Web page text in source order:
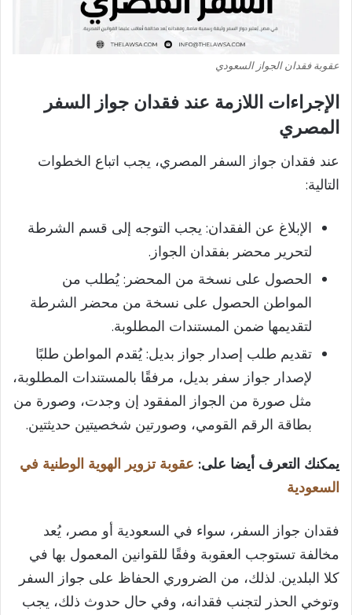
عقوبة فقدان الجواز السعودي
الإجراءات اللازمة عند فقدان جواز السفر
المصري
عند فقدان جواز السفر المصري، يجب اتباع الخطوات
التالية:​
الإبلاغ عن الفقدان: يجب التوجه إلى قسم الشرطة
لتحرير محضر بفقدان الجواز.​
الحصول على نسخة من المحضر: يُطلب من
المواطن الحصول على نسخة من محضر الشرطة
لتقديمها ضمن المستندات المطلوبة.​
تقديم طلب إصدار جواز بديل: يُقدم المواطن طلبًا
لإصدار جواز سفر بديل، مرفقًا بالمستندات المطلوبة،
مثل صورة من الجواز المفقود إن وجدت، وصورة من
بطاقة الرقم القومي، وصورتين شخصيتين حديثتين.​
يمكنك التعرف أيضا على: عقوبة تزوير الهوية الوطنية في
السعودية
فقدان جواز السفر، سواء في السعودية أو مصر، يُعد
مخالفة تستوجب العقوبة وفقًا للقوانين المعمول بها في
كلا البلدين. لذلك، من الضروري الحفاظ على جواز السفر
وتوخي الحذر لتجنب فقدانه، وفي حال حدوث ذلك، يجب